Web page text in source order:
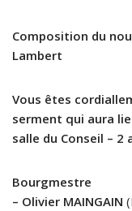
Composition du
Lambert
Vous êtes
serment qui aura
salle du Conseil – 2
Bourgmestre
– Olivier MAINGAIN